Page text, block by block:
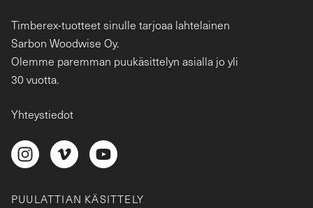
Timberex-tuotteet sinulle tarjoaa lahtelainen
Sarbon Woodwise Oy.
Olemme paremman puukäsittelyn asialla jo yli
30 vuotta.
Yhteystiedot
PUULATTIAN KÄSITTELY